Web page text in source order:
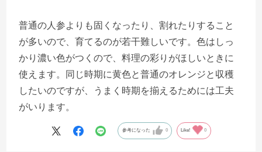
普通の人参よりも固くなったり、割れたりすること
が多いので、育てるのが若干難しいです。色はしっ
かり濃い色がつくので、料理の彩りがほしいときに
使えます。同じ時期に黄色と普通のオレンジと収穫
したいのですが、うまく時期を揃えるためには工夫
がいります。
参考になった 0 Like! 0